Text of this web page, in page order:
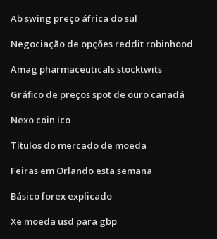
Ab swing preço áfrica do sul
Negociação de opções reddit robinhood
Amag pharmaceuticals stocktwits
Gráfico de preços spot de ouro canadá
Nexo coin ico
Títulos do mercado de moeda
Feiras em Orlando esta semana
Básico forex explicado
Xe moeda usd para gbp